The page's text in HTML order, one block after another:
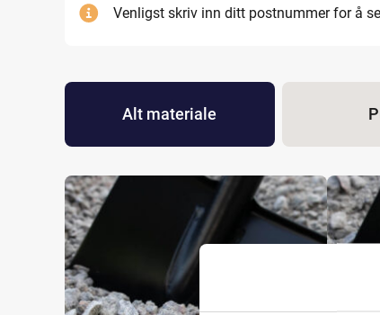
Venligst skriv inn ditt postnummer for å
Alt materiale